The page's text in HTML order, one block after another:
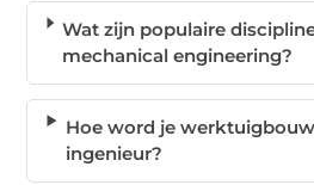
Wat zijn populaire
mechanical engineering?
Hoe word je
ingenieur?